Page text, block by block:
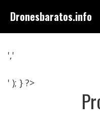
contenido
Dronesbaratos.info
','
' ); } ?>